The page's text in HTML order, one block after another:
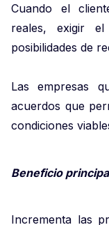
Cuando el
reales, exigir
posibilidades de
Las empresas
acuerdos que
condiciones
Beneficio
Incrementa las